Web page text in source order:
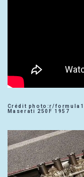
Crédit photo:r/
Maserati 250F 1957